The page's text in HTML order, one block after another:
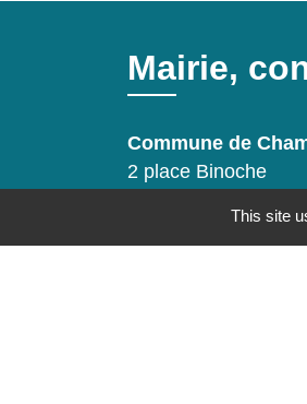
Mairie,
Commune de
2 place Binoche
+33 3 86 53 30 75
This site